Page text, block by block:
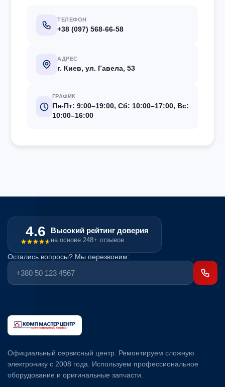
ТЕЛЕФОН
+38 (097) 568-66-58
АДРЕС
г. Киев, ул. Гавела, 53
ГРАФИК
Пн-Пт: 9:00–19:00, Сб: 10:00–17:00, Вс:
10:00–16:00
4.6 Высокий рейтинг доверия
на основе 248+ отзывов
Остались вопросы? Мы перезвоним:
Официальный сервисный центр. Ремонтируем сложную
электронику с 2008 года. Используем профессиональное
оборудование и оригинальные запчасти.